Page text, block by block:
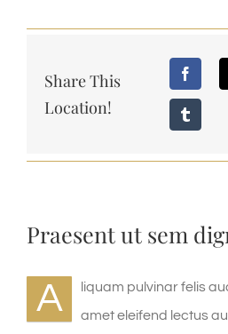
Share This
Location!
Praesent ut sem
A
liquam pulvinar felis
amet eleifend lectus